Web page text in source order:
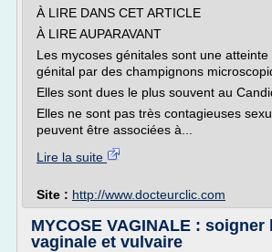
À LIRE DANS CET ARTICLE
À LIRE AUPARAVANT
Les mycoses génitales sont une
génital par des champignons
Elles sont dues le plus souvent au
Elles ne sont pas très contagieuses
peuvent être associées à...
Lire la suite
Site : http://www.docteurclic.com
MYCOSE VAGINALE : soigner
vaginale et vulvaire